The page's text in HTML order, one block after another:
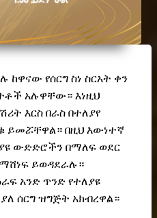
ከዋናው የሰርግ ስነ ስርአት ቀን
አሉዋቸው። እነዚህ
እርስ በራስ በተለያየ
ይመሯቸዋል። በዚህ እውነተኛ
ውድድሮችን በማለፍ ወደር
ይወዳደራሉ።
አንድ ጥንድ የተለያዩ
ሰርግ ዝግጅት አክብረዋል።